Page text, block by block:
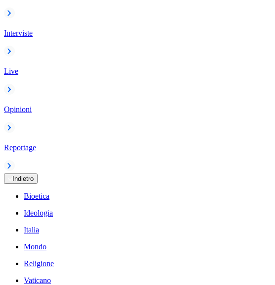
Interviste
Live
Opinioni
Reportage
Indietro
Bioetica
Ideologia
Italia
Mondo
Religione
Vaticano